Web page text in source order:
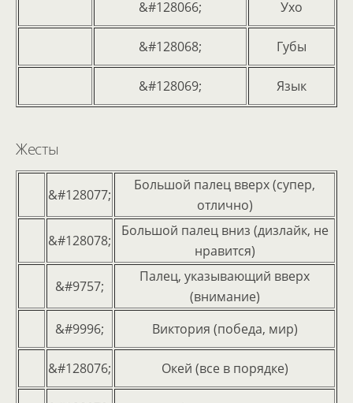
&#128066; Ухо
&#128068; Губы
&#128069; Язык
Жесты
&#128077;
Большой палец вверх (супер,
отлично)
&#128078;
Большой палец вниз (дизлайк, не
нравится)
&#9757;
Палец, указывающий вверх
(внимание)
&#9996;
Виктория (победа, мир)
&#128076; Окей (все в порядке)